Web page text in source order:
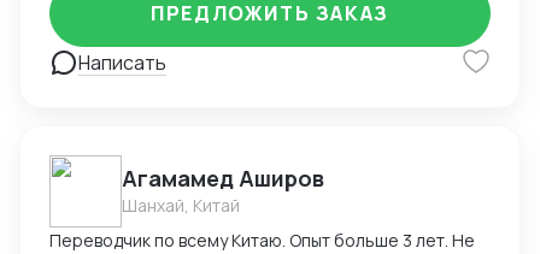
долгосрочному сотрудничеству.
Написать
ПРЕДЛОЖИТЬ ЗАКАЗ
Агамамед Аширов
Шанхай, Китай
Переводчик по всему Китаю. Опыт больше 3 лет. Не